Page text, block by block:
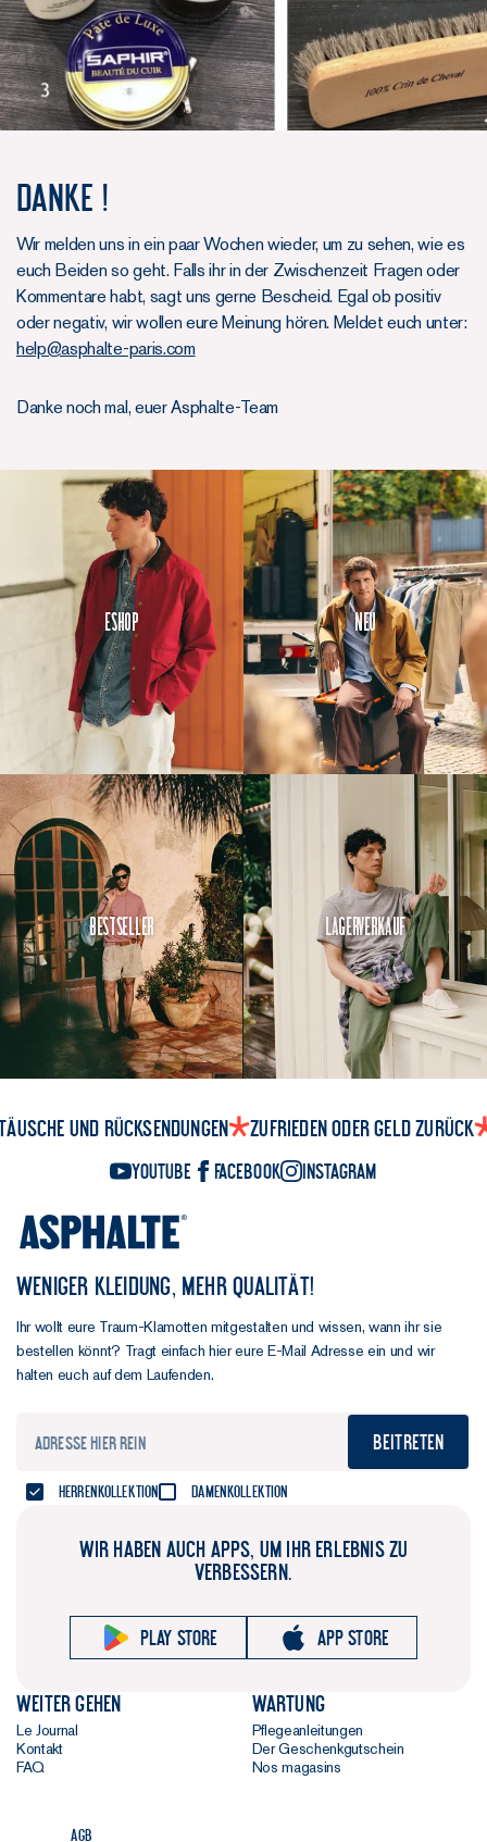
Danke !
Wir melden uns in ein paar Wochen wieder, um zu sehen, wie es
euch Beiden so geht. Falls ihr in der Zwischenzeit Fragen oder
Kommentare habt, sagt uns gerne Bescheid. Egal ob positiv
oder negativ, wir wollen eure Meinung hören. Meldet euch unter:
help@asphalte-paris.com
Danke noch mal, euer Asphalte-Team
Eshop Neu
Bestseller Lagerverkauf
und Rücksendungen Zufrieden oder Geld zurück
YouTube Facebook Instagram
WENIGER KLEIDUNG, MEHR QUALITÄT!
Ihr wollt eure Traum-Klamotten mitgestalten und wissen, wann ihr sie
bestellen könnt? Tragt einfach hier eure E-Mail Adresse ein und wir
halten euch auf dem Laufenden.
Beitreten
Herrenkollektion Damenkollektion
WIR HABEN AUCH APPS, UM IHR ERLEBNIS ZU
VERBESSERN.
Play store App store
Weiter gehen
Le Journal
Kontakt
FAQ
Wartung
Pflegeanleitungen
Der Geschenkgutschein
Nos magasins
AGB